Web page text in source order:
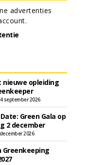
advertenties
nieuwe opleiding
september 2026
Green Gala op
2 december
2026
Greenkeeping